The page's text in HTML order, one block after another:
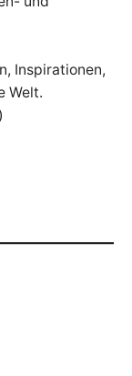
Inspirationen,
Welt.